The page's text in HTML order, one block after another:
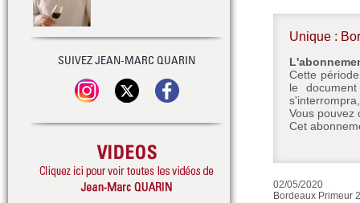
Unique :
Cette
le
Vous pouvez
Cet
02/05/2020
Bordeaux Primeur
SUIVEZ JEAN-MARC QUARIN